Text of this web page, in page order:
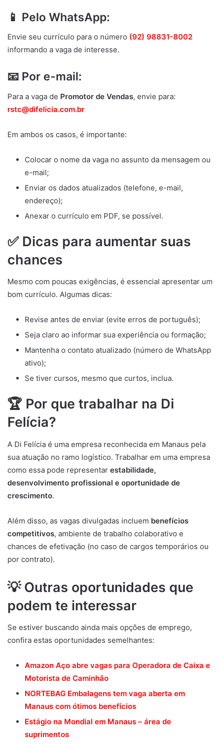
📱 Pelo WhatsApp:
Envie seu currículo para o número (92) 98831-8002
informando a vaga de interesse.
📧 Por e-mail:
Para a vaga de Promotor de Vendas, envie para:
rstc@difelicia.com.br
Em ambos os casos, é importante:
Colocar o nome da vaga no assunto da mensagem ou
e-mail;
Enviar os dados atualizados (telefone, e-mail,
endereço);
Anexar o currículo em PDF, se possível.
✅ Dicas para aumentar suas
chances
Mesmo com poucas exigências, é essencial apresentar um
bom currículo. Algumas dicas:
Revise antes de enviar (evite erros de português);
Seja claro ao informar sua experiência ou formação;
Mantenha o contato atualizado (número de WhatsApp
ativo);
Se tiver cursos, mesmo que curtos, inclua.
🏆 Por que trabalhar na Di
Felícia?
A Di Felícia é uma empresa reconhecida em Manaus pela
sua atuação no ramo logístico. Trabalhar em uma empresa
como essa pode representar estabilidade,
desenvolvimento profissional e oportunidade de
crescimento.
Além disso, as vagas divulgadas incluem benefícios
competitivos, ambiente de trabalho colaborativo e
chances de efetivação (no caso de cargos temporários ou
por contrato).
💡 Outras oportunidades que
podem te interessar
Se estiver buscando ainda mais opções de emprego,
confira estas oportunidades semelhantes:
Amazon Aço abre vagas para Operadora de Caixa e
Motorista de Caminhão
NORTEBAG Embalagens tem vaga aberta em
Manaus com ótimos benefícios
Estágio na Mondial em Manaus – área de
suprimentos